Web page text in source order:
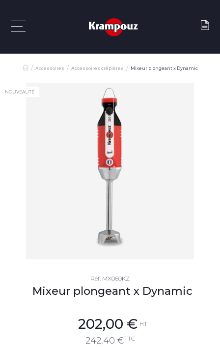
Accessoires Accessoires crêpières Mixeur plongeant x Dynamic
NOUVEAUTÉ
Réf. MX060KZ
Mixeur plongeant x Dynamic
202,00 € HT
242,40 €TTC